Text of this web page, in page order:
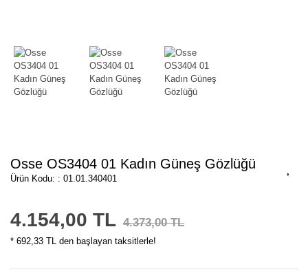
Osse OS3404 01 Kadın Güneş Gözlüğü
Ürün Kodu: : 01.01.340401
4.154,00 TL 4.373,00 TL
* 692,33 TL den başlayan taksitlerle!